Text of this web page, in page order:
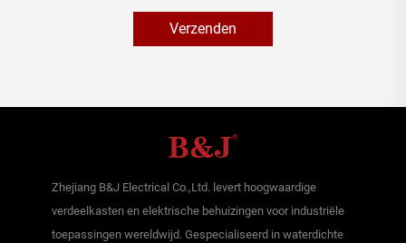
Verzenden
Zhejiang B&J Electrical Co.,Ltd. levert hoogwaardige
verdeelkasten en elektrische behuizingen voor industriële
toepassingen wereldwijd. Gespecialiseerd in waterdichte